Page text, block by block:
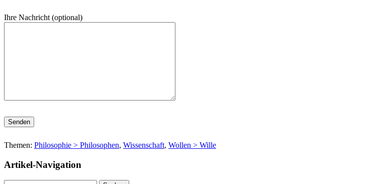
Ihre Nachricht (optional)
Bitte lasse dieses Feld leer.
Themen: Philosophie > Philosophen, Wissenschaft, Wollen > Wille
Artikel-Navigation